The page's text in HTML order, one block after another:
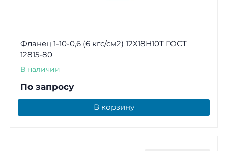
Фланец 1-10-0,6 (6 кгс/см2) 12Х18Н10Т ГОСТ
12815-80
В наличии
По запросу
В корзину